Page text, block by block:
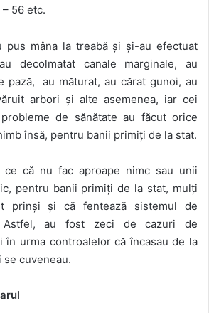
– 56 etc.
pus mâna la treabă și și-au efectuat
decolmatat canale marginale, au
pază, au măturat, au cărat gunoi, au
arbori și alte asemenea, iar cei
de sănătate au făcut orice
însă, pentru banii primiți de la stat.
ce că nu fac aproape nimc sau unii
pentru banii primiți de la stat, mulți
prinși și că fentează sistemul de
Astfel, au fost zeci de cazuri de
în urma controalelor că încasau de la
se cuveneau.